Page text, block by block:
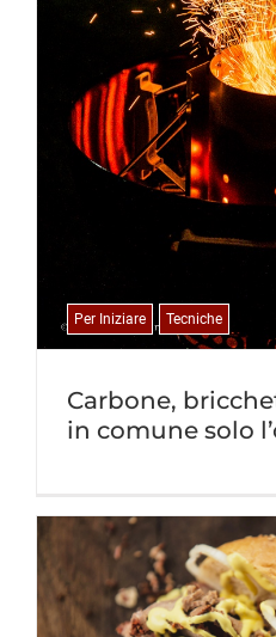
Carbone,
in comune solo
Per Iniziare Tecniche